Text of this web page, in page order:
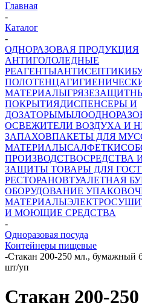
Главная
-
Каталог
-
ОДНОРАЗОВАЯ ПРОДУКЦИЯ
АНТИГОЛОЛЕДНЫЕ
РЕАГЕНТЫАНТИСЕПТИКИ
ПОЛОТЕНЦА
МАТЕРИАЛЫ
ПОКРЫТИЯДИСПЕНСЕРЫ И
ДОЗАТОРЫМЫЛО
ОСВЕЖИТЕЛИ ВОЗДУХА И
ЗАПАХОВПАКЕТЫ ДЛЯ
МАТЕРИАЛЫСАЛФЕТКИ
ПРОИЗВОДСТВОСРЕДСТВА
ЗАЩИТЫ ТОВАРЫ ДЛЯ
РЕСТОРАНОВТУАЛЕТНАЯ
ОБОРУДОВАНИЕ
МАТЕРИАЛЫ
И МОЮЩИЕ СРЕДСТВА
-
Одноразовая посуда
Контейнеры пищевые
-Стакан 200-250 мл., бумажный
шт/уп
Стакан 200-